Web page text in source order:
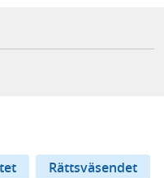
Rättsväsendet